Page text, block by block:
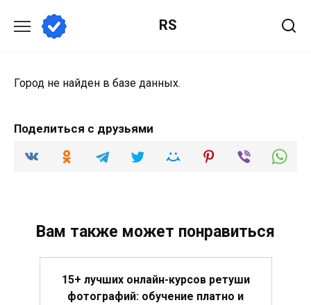
содержанию
RS
Город не найден в базе данных.
Поделиться с друзьями
Вам также может понравиться
15+ лучших онлайн-курсов ретуши
фотографий: обучение платно и